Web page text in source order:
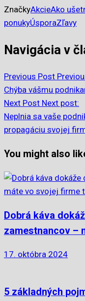
ZnačkyAkcieAko
ponukyÚsporaZľavy
Navigácia v
Previous Post
Chýba vášmu
Next Post Next post:
Neplnia sa vaše
propagáciu svojej
You might also
Dobrá káva
zamestnancov –
17. októbra 2024
5 základných